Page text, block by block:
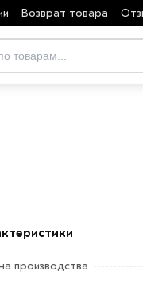
Возврат товара
производства